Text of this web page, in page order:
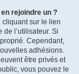
rejoindre un ?
cliquant sur le lien
l’utilisateur. Si
Cependant,
adhésions.
être privés et
vous pouvez le